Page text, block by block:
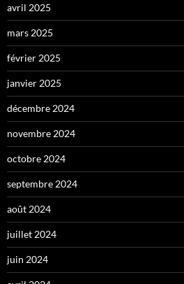
avril 2025
mars 2025
février 2025
janvier 2025
décembre 2024
novembre 2024
octobre 2024
septembre 2024
août 2024
juillet 2024
juin 2024